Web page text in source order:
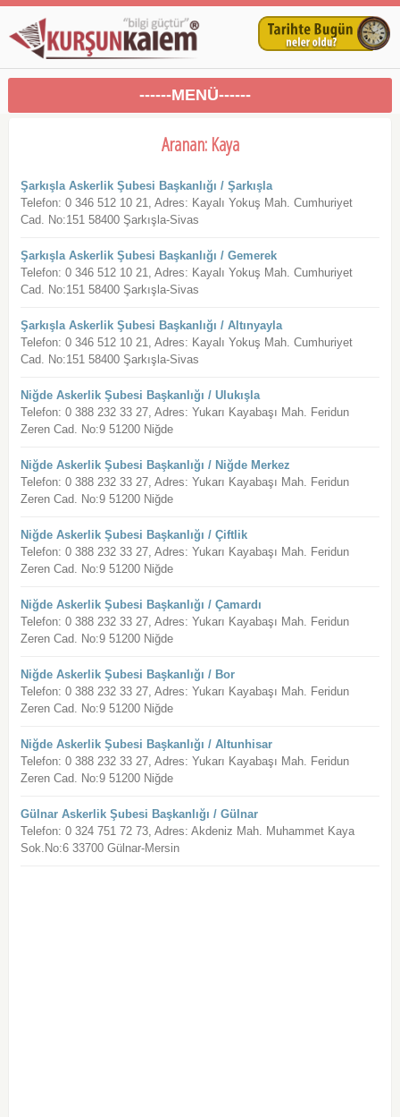
------MENÜ------
Aranan: Kaya
Şarkışla Askerlik Şubesi Başkanlığı / Şarkışla
Telefon: 0 346 512 10 21, Adres: Kayalı Yokuş Mah. Cumhuriyet
Cad. No:151 58400 Şarkışla-Sivas
Şarkışla Askerlik Şubesi Başkanlığı / Gemerek
Telefon: 0 346 512 10 21, Adres: Kayalı Yokuş Mah. Cumhuriyet
Cad. No:151 58400 Şarkışla-Sivas
Şarkışla Askerlik Şubesi Başkanlığı / Altınyayla
Telefon: 0 346 512 10 21, Adres: Kayalı Yokuş Mah. Cumhuriyet
Cad. No:151 58400 Şarkışla-Sivas
Niğde Askerlik Şubesi Başkanlığı / Ulukışla
Telefon: 0 388 232 33 27, Adres: Yukarı Kayabaşı Mah. Feridun
Zeren Cad. No:9 51200 Niğde
Niğde Askerlik Şubesi Başkanlığı / Niğde Merkez
Telefon: 0 388 232 33 27, Adres: Yukarı Kayabaşı Mah. Feridun
Zeren Cad. No:9 51200 Niğde
Niğde Askerlik Şubesi Başkanlığı / Çiftlik
Telefon: 0 388 232 33 27, Adres: Yukarı Kayabaşı Mah. Feridun
Zeren Cad. No:9 51200 Niğde
Niğde Askerlik Şubesi Başkanlığı / Çamardı
Telefon: 0 388 232 33 27, Adres: Yukarı Kayabaşı Mah. Feridun
Zeren Cad. No:9 51200 Niğde
Niğde Askerlik Şubesi Başkanlığı / Bor
Telefon: 0 388 232 33 27, Adres: Yukarı Kayabaşı Mah. Feridun
Zeren Cad. No:9 51200 Niğde
Niğde Askerlik Şubesi Başkanlığı / Altunhisar
Telefon: 0 388 232 33 27, Adres: Yukarı Kayabaşı Mah. Feridun
Zeren Cad. No:9 51200 Niğde
Gülnar Askerlik Şubesi Başkanlığı / Gülnar
Telefon: 0 324 751 72 73, Adres: Akdeniz Mah. Muhammet Kaya
Sok.No:6 33700 Gülnar-Mersin